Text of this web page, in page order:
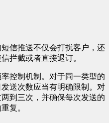
信推送不仅会打扰客户，还
拦截或者直接退订。
控制机制。对于同一类型的
送次数应当有明确限制。对
到三次，并确保每次发送的
复。